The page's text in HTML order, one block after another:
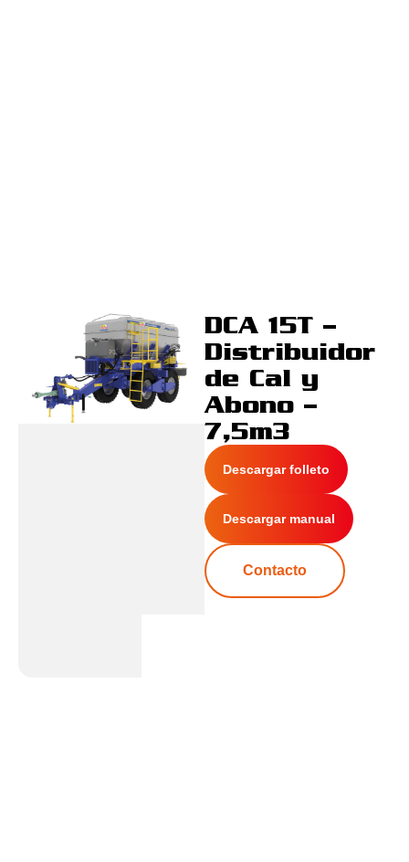
DCA 15T –
Distribuidor
de Cal y
Abono –
7,5m3
Descargar folleto
Descargar manual
Contacto